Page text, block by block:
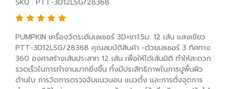
SKU : PTT-3D12LSG/28368
PUMPKIN เครื่องวัดระดับเลเซอร์ 3D+ขา1.5ม. 12 เส้น แสงเขียว
PTT-3D12LSG/28368 คุณสมบัติสินค้า -ด้วยเลเซอร์ 3 ทิศทาง
360 องศาสร้างเส้นประสาท 12 เส้น เพื่อให้ได้เส้นมิติ ทำให้สะดวก
รวดเร็วในการทำงานมากยิ่งขึ้น ทั้งมีประสิทธิภาพในการปูพื้นผิว
ด้านใน การวัดการตรวจจับแนวนอน แนวตั้ง และการตั่งจุดการ